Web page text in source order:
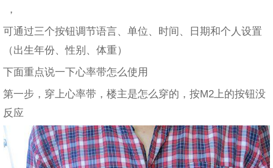
，
可通过三个按钮调节语言、单位、时间、日期和个人设置
（出生年份、性别、体重）
下面重点说一下心率带怎么使用
第一步，穿上心率带，楼主是怎么穿的，按M2上的按钮没
反应